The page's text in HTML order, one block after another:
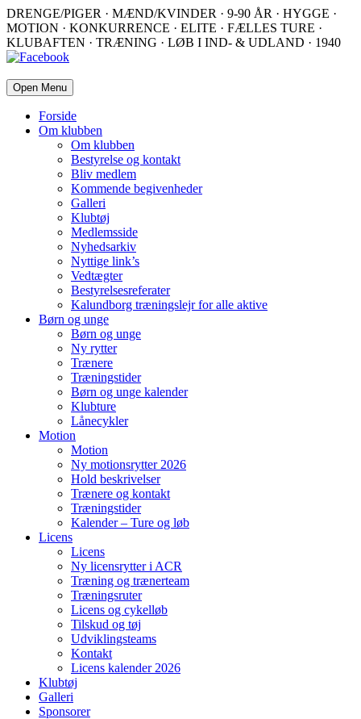
DRENGE/PIGER · MÆND/KVINDER · 9-90 ÅR · HYGGE ·
MOTION · KONKURRENCE · ELITE · FÆLLES TURE ·
KLUBAFTEN · TRÆNING · LØB I IND- & UDLAND · 1940
Open Menu
Forside
Om klubben
Om klubben
Bestyrelse og kontakt
Bliv medlem
Kommende begivenheder
Galleri
Klubtøj
Medlemsside
Nyhedsarkiv
Nyttige link’s
Vedtægter
Bestyrelsesreferater
Kalundborg træningslejr for alle aktive
Børn og unge
Børn og unge
Ny rytter
Trænere
Træningstider
Børn og unge kalender
Klubture
Lånecykler
Motion
Motion
Ny motionsrytter 2026
Hold beskrivelser
Trænere og kontakt
Træningstider
Kalender – Ture og løb
Licens
Licens
Ny licensrytter i ACR
Træning og trænerteam
Træningsruter
Licens og cykelløb
Tilskud og tøj
Udviklingsteams
Kontakt
Licens kalender 2026
Klubtøj
Galleri
Sponsorer